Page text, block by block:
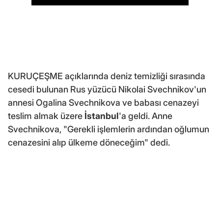
KURUÇEŞME açıklarında deniz temizliği sırasında
cesedi bulunan Rus yüzücü Nikolai Svechnikov'un
annesi Ogalina Svechnikova ve babası cenazeyi
teslim almak üzere İstanbul'a geldi. Anne
Svechnikova, "Gerekli işlemlerin ardından oğlumun
cenazesini alıp ülkeme döneceğim" dedi.